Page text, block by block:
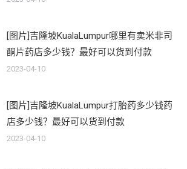
[图片]吉隆坡KualaLumpur哪里有卖米非司
酮片药店多少钱？最好可以货到付款
2023-04-10
[图片]吉隆坡KualaLumpur打胎药多少钱药
店多少钱？最好可以货到付款
2023-04-10